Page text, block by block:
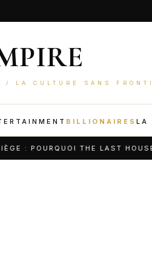
/ LA CULTURE SANS
BILLIONAIRES LA
: POURQUOI THE LAST HOUSE